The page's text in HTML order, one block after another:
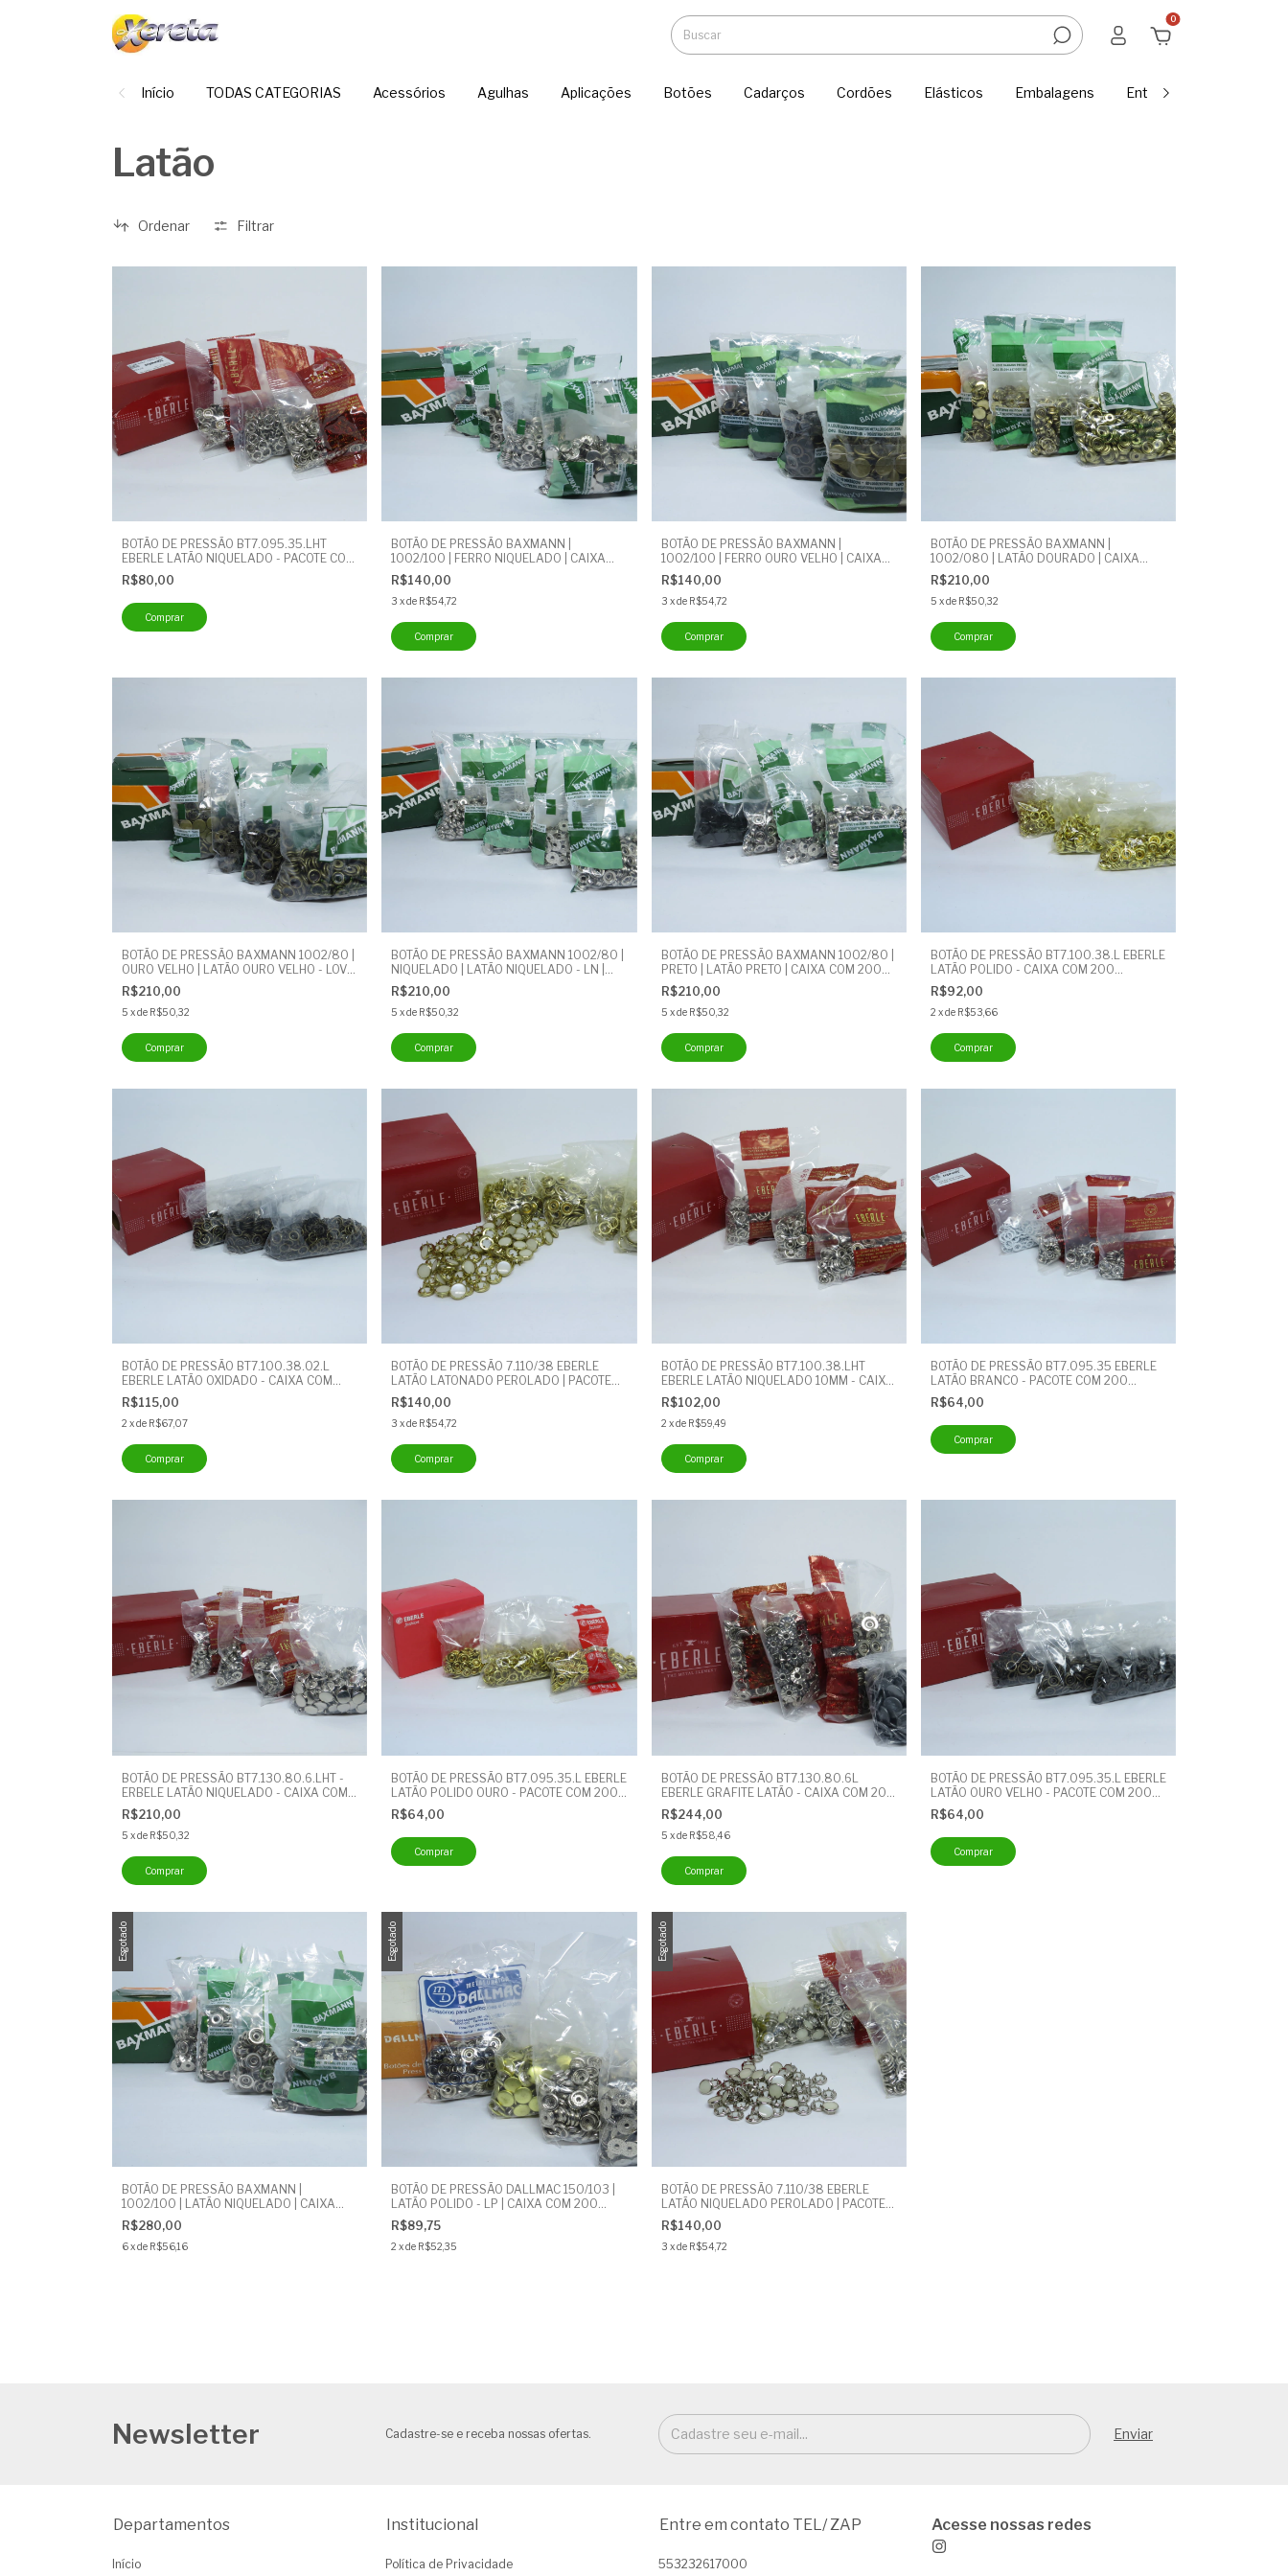
0
Início TODAS CATEGORIAS Acessórios Agulhas Aplicações Botões Cadarços Cordões Elásticos Embalagens Entretelas e Tecidos
Latão
Ordenar Filtrar
BOTÃO DE PRESSÃO BT7.095.35.LHT
EBERLE LATÃO NIQUELADO - PACOTE COM
200 UNIDADES - BOTÃO CUECA
R$80,00
BOTÃO DE PRESSÃO BAXMANN |
1002/100 | FERRO NIQUELADO | CAIXA
COM 200 UNIDADES | FN - 0.2 MI
R$140,00
3 xde R$54,72
BOTÃO DE PRESSÃO BAXMANN |
1002/100 | FERRO OURO VELHO | CAIXA
COM 200 UNIDADES | FOV - 0.2 MI
R$140,00
3 xde R$54,72
BOTÃO DE PRESSÃO BAXMANN |
1002/080 | LATÃO DOURADO | CAIXA
COM 200 UNIDADES | DRD - 0.2 MI
R$210,00
5 xde R$50,32
BOTÃO DE PRESSÃO BAXMANN 1002/80 |
OURO VELHO | LATÃO OURO VELHO - LOV |
CAIXA COM 200 UNIDADES | 0.2 MI
R$210,00
5 xde R$50,32
BOTÃO DE PRESSÃO BAXMANN 1002/80 |
NIQUELADO | LATÃO NIQUELADO - LN |
CAIXA COM 200 UNIDADES | 0.2 MI
R$210,00
5 xde R$50,32
BOTÃO DE PRESSÃO BAXMANN 1002/80 |
PRETO | LATÃO PRETO | CAIXA COM 200
UNIDADES | 0.2 MI
R$210,00
5 xde R$50,32
BOTÃO DE PRESSÃO BT7.100.38.L EBERLE
LATÃO POLIDO - CAIXA COM 200
UNIDADES - BOTÃO CUECA
R$92,00
2 xde R$53,66
BOTÃO DE PRESSÃO BT7.100.38.02.L
EBERLE LATÃO OXIDADO - CAIXA COM
200 UNIDADES - BOTÃO CUECA
R$115,00
2 xde R$67,07
BOTÃO DE PRESSÃO 7.110/38 EBERLE
LATÃO LATONADO PEROLADO | PACOTE
COM 200 UNIDADES | BOTÃO CUECA
R$140,00
3 xde R$54,72
BOTÃO DE PRESSÃO BT7.100.38.LHT
EBERLE LATÃO NIQUELADO 10MM - CAIXA
COM 200 UNIDADES - BOTÃO CUECA
R$102,00
2 xde R$59,49
BOTÃO DE PRESSÃO BT7.095.35 EBERLE
LATÃO BRANCO - PACOTE COM 200
UNIDADES - BOTÃO CUECA
R$64,00
BOTÃO DE PRESSÃO BT7.130.80.6.LHT -
ERBELE LATÃO NIQUELADO - CAIXA COM
200 UNIDADES
R$210,00
5 xde R$50,32
BOTÃO DE PRESSÃO BT7.095.35.L EBERLE
LATÃO POLIDO OURO - PACOTE COM 200
UNIDADES - BOTÃO CUECA
R$64,00
BOTÃO DE PRESSÃO BT7.130.80.6L
EBERLE GRAFITE LATÃO - CAIXA COM 200
UNIDADES
R$244,00
5 xde R$58,46
BOTÃO DE PRESSÃO BT7.095.35.L EBERLE
LATÃO OURO VELHO - PACOTE COM 200
UNIDADES - BOTÃO CUECA
R$64,00
Esgotado
BOTÃO DE PRESSÃO BAXMANN |
1002/100 | LATÃO NIQUELADO | CAIXA
COM 200 UNIDADES | LN - 0.2 MI
R$280,00
6xde R$56,16
Esgotado
BOTÃO DE PRESSÃO DALLMAC 150/103 |
LATÃO POLIDO - LP | CAIXA COM 200
UNIDADES
R$89,75
2 xde R$52,35
Esgotado
BOTÃO DE PRESSÃO 7.110/38 EBERLE
LATÃO NIQUELADO PEROLADO | PACOTE
COM 200 UNIDADES | BOTÃO CUECA
R$140,00
3 xde R$54,72
Newsletter Cadastre-se e receba nossas ofertas.
Departamentos
Início
Institucional
Política de Privacidade
Entre em contato TEL/ ZAP
553232617000